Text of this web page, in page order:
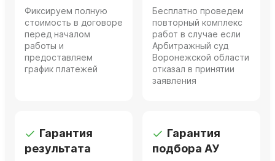
Фиксируем полную
стоимость в договоре
перед началом
работы и
предоставляем
график платежей
Бесплатно проведем
повторный комплекс
работ в случае если
Арбитражный суд
Воронежской области
отказал в принятии
заявления
Гарантия
результата
Гарантия
подбора АУ